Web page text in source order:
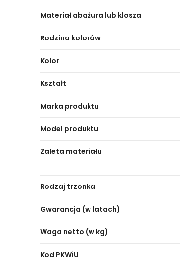
Materiał abażura lub klosza
Rodzina kolorów
Kolor
Kształt
Marka produktu
Model produktu
Zaleta materiału
Rodzaj trzonka
Gwarancja (w latach)
Waga netto (w kg)
Kod PKWiU